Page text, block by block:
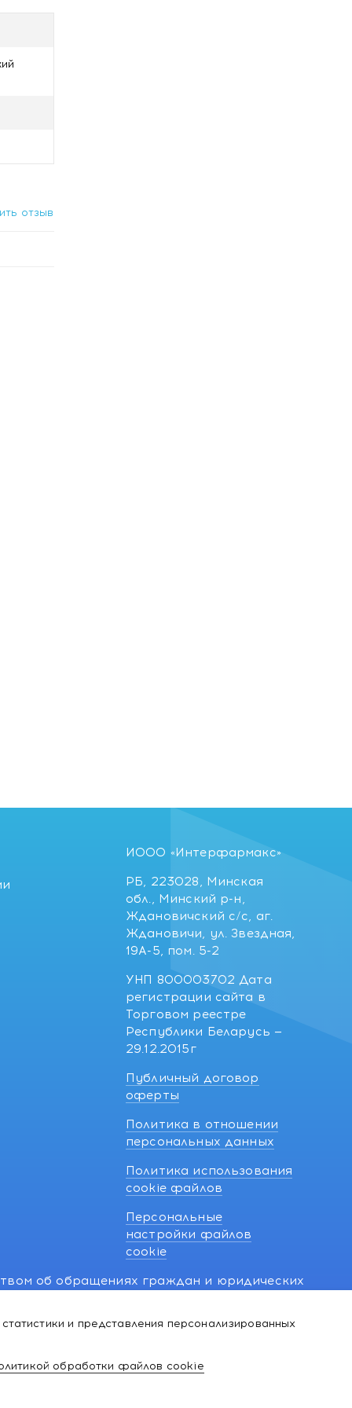
отзыв
и представления персонализированных
обработки файлов cookie
ИООО «Интерфармакс»
РБ, 223028, Минская
обл., Минский р-н,
Ждановичский с/с, аг.
Ждановичи, ул. Звездная,
19А-5, пом. 5-2
УНП 800003702 Дата
регистрации сайта в
Торговом реестре
Республики Беларусь —
29.12.2015г
Публичный договор
оферты
Политика в отношении
персональных данных
Политика использования
cookie файлов
Персональные
настройки файлов
cookie
об обращениях граждан и юридических
о нарушении их прав, предусмотренных